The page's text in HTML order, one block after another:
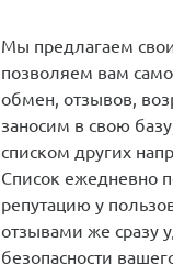
Мы предлагаем
позволяем вам
обмен, отзывов,
заносим в свою
списком других
Список ежедневно
репутацию у
отзывами же сразу
безопасности